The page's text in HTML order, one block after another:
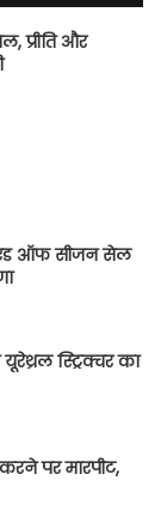
प्रीति और
ऑफ सीजन सेल
स्ट्रिक्चर का
पर मारपीट,